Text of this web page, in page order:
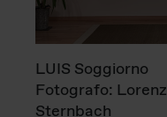
LUIS Soggiorno
Fotografo: Lorenz
Sternbach